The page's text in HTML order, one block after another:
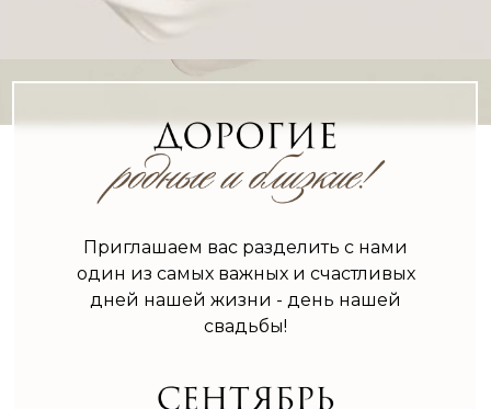
Приглашаем вас разделить с нами
один из самых важных и счастливых
дней нашей жизни - день нашей
свадьбы!